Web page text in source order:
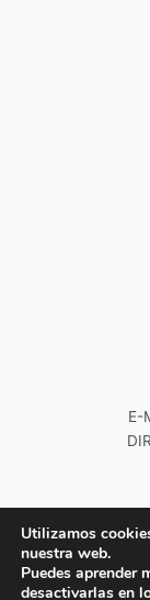
E-
Utilizamos
nuestra web.
Puedes aprender
desactivarlas en